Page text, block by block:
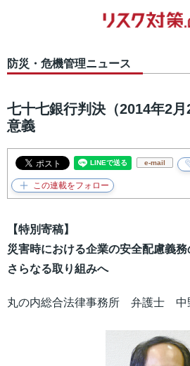
防災・危機管理ニュース
七十七銀行判決（2014年2
意義
e-mail
【特別寄稿】
災害時における企業の安全配慮義
さらなる取り組みへ
丸の内総合法律事務所 弁護士 中